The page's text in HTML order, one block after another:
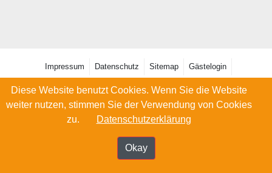
Diese Website benutzt Cookies. Wenn Sie die Website
weiter nutzen, stimmen Sie der Verwendung von Cookies
zu.
Datenschutzerklärung
Okay
Impressum Datenschutz Sitemap
Gästelogin